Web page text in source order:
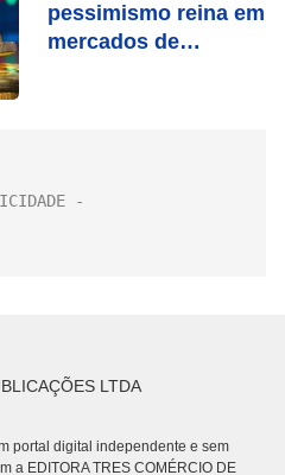
pessimismo reina em
mercados de
LTDA
portal digital independente e sem
a EDITORA TRES COMÉRCIO DE